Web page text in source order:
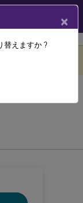
続できな
×
替えますか ?